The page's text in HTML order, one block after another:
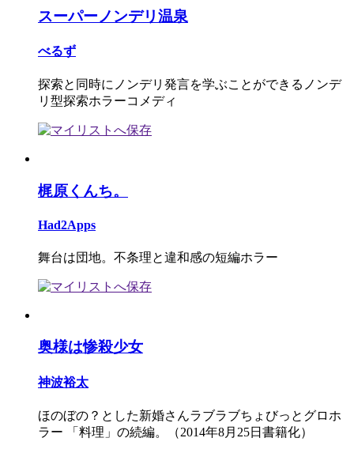
スーパーノンデリ温泉
べるず
探索と同時にノンデリ発言を学ぶことができるノンデ
リ型探索ホラーコメディ
梶原くんち。
Had2Apps
舞台は団地。不条理と違和感の短編ホラー
奥様は惨殺少女
神波裕太
ほのぼの？とした新婚さんラブラブちょびっとグロホ
ラー 「料理」の続編。（2014年8月25日書籍化）